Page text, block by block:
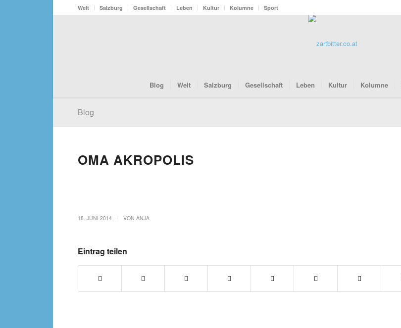
Welt Salzburg Gesellschaft Leben Kultur Kolumne Sport
Blog Welt Salzburg Gesellschaft Leben Kultur Kolumne
Blog
OMA AKROPOLIS
18. JUNI 2014 VON ANJA
Eintrag teilen